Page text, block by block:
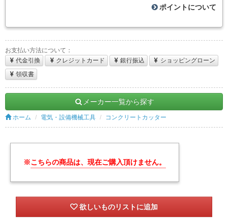
ポイントについて
お支払い方法について：
代金引換
クレジットカード 銀行振込
ショッピングローン
領収書
メーカー一覧から探す
ホーム 電気・設備機械工具 コンクリートカッター
※こちらの商品は、現在ご購入頂けません。